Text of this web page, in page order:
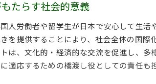
行政書士求人留学生
在留資格エキス
外国人労働者
行政書士求人
たらす社会的意義
人労働者や留学生が日本で安心して生
を提供することにより、社会全体の国
は、文化的・経済的な交流を促進し、
適応するための橋渡し役としての責任も